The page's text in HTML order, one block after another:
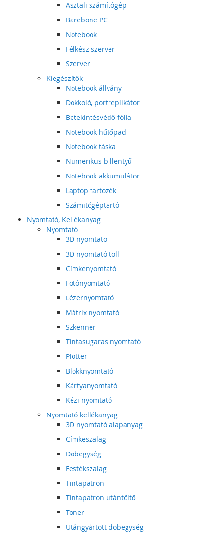
Asztali számítógép
Barebone PC
Notebook
Félkész szerver
Szerver
Kiegészítők
Notebook állvány
Dokkoló, portreplikátor
Betekintésvédő fólia
Notebook hűtőpad
Notebook táska
Numerikus billentyű
Notebook akkumulátor
Laptop tartozék
Számitógéptartó
Nyomtató, Kellékanyag
Nyomtató
3D nyomtató
3D nyomtató toll
Címkenyomtató
Fotónyomtató
Lézernyomtató
Mátrix nyomtató
Szkenner
Tintasugaras nyomtató
Plotter
Blokknyomtató
Kártyanyomtató
Kézi nyomtató
Nyomtató kellékanyag
3D nyomtató alapanyag
Címkeszalag
Dobegység
Festékszalag
Tintapatron
Tintapatron utántöltő
Toner
Utángyártott dobegység